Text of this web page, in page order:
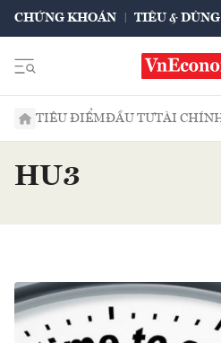
CHỨNG KHOÁN TIÊU & DÙNG
TIÊU ĐIỂMĐẦU TƯTÀI
HU3